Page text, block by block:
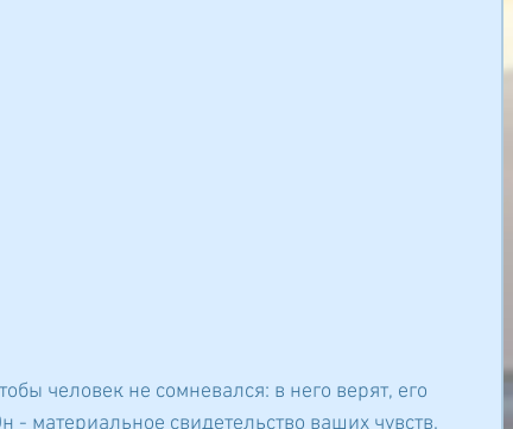
человек не сомневался: в него верят, его
материальное свидетельство ваших чувств.